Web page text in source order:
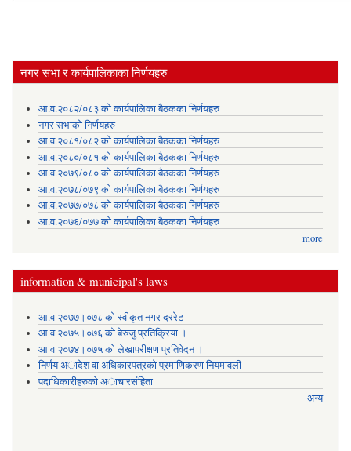
नगर सभा र कार्यपालिकाका निर्णयहरु
आ.व.२०८२/०८३ को कार्यपालिका बैठकका निर्णयहरु
नगर सभाको निर्णयहरु
आ.व.२०८१/०८२ को कार्यपालिका बैठकका निर्णयहरु
आ.व.२०८०/०८१ को कार्यपालिका बैठकका निर्णयहरु
आ.व.२०७९/०८० को कार्यपालिका बैठकका निर्णयहरु
आ.व.२०७८/०७९ को कार्यपालिका बैठकका निर्णयहरु
आ.व.२०७७/०७८ को कार्यपालिका बैठकका निर्णयहरु
आ.व.२०७६/०७७ को कार्यपालिका बैठकका निर्णयहरु
more
information & municipal's laws
आ.व २०७७।०७८ को स्वीकृत नगर दररेट
आ व २०७५।०७६ को बेरुजु प्रतिक्रिया ।
आ व २०७४।०७५ काे लेखापरीक्षण प्रतिवेदन ।
निर्णय अादेश वा अधिकारपत्रकाे प्रमाणिकरण नियमावली
पदाधिकारीहरुको अाचारसंहिता
अन्य